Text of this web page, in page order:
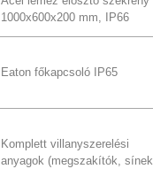
1000x600x200 mm, IP66
Eaton főkapcsoló IP65
Komplett villanyszerelési
anyagok (megszakítók, sínek